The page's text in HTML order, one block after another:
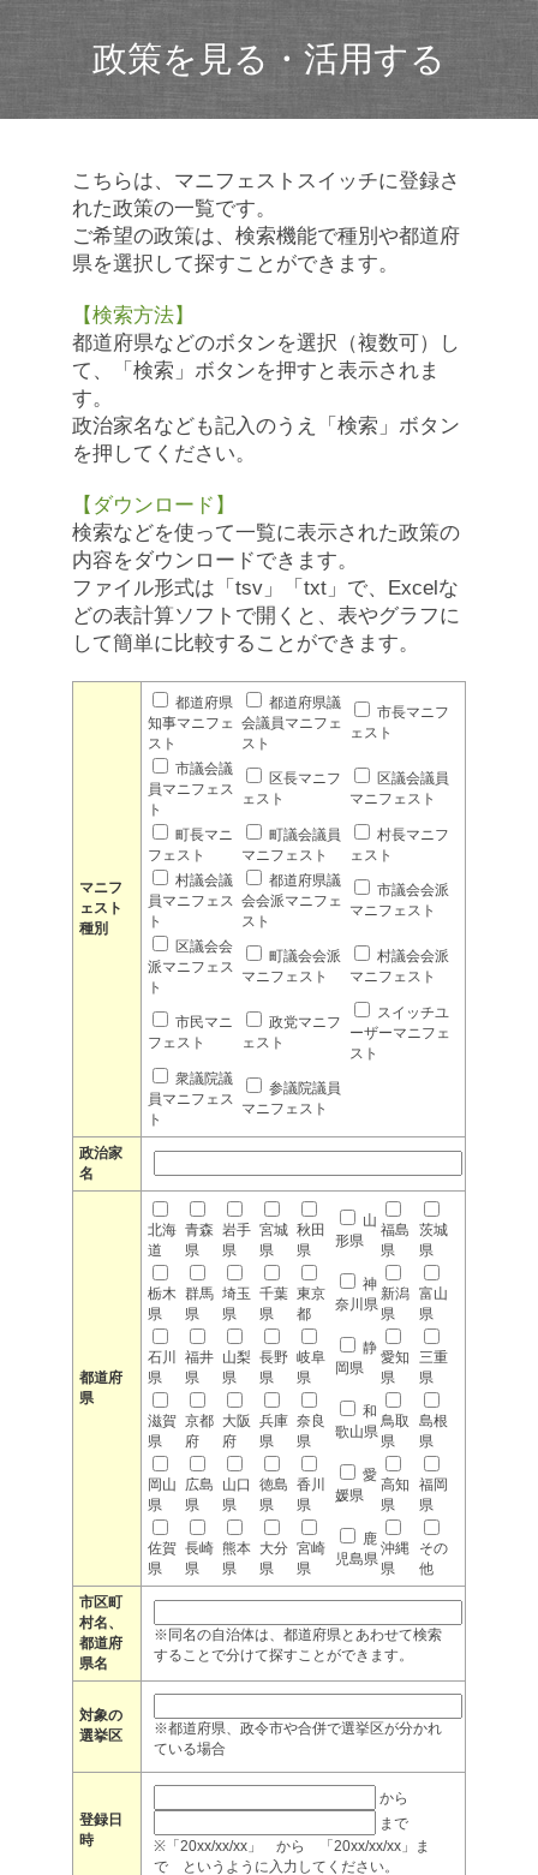
政策を見る・活用する
こちらは、マニフェストスイッチに登録さ
れた政策の一覧です。
ご希望の政策は、検索機能で種別や都道府
県を選択して探すことができます。
【検索方法】
都道府県などのボタンを選択（複数可）し
て、「検索」ボタンを押すと表示されま
す。
政治家名なども記入のうえ「検索」ボタン
を押してください。
【ダウンロード】
検索などを使って一覧に表示された政策の
内容をダウンロードできます。
ファイル形式は「tsv」「txt」で、Excelな
どの表計算ソフトで開くと、表やグラフに
して簡単に比較することができます。
マニフ
ェスト
種別
都道府県
知事マニフェ
スト
都道府県議
会議員マニフェ
スト
市長マニフ
ェスト
市議会議
員マニフェス
ト
区長マニフ
ェスト
区議会議員
マニフェスト
町長マニ
フェスト
町議会議員
マニフェスト
村長マニフ
ェスト
村議会議
員マニフェス
ト
都道府県議
会会派マニフェ
スト
市議会会派
マニフェスト
区議会会
派マニフェス
ト
町議会会派
マニフェスト
村議会会派
マニフェスト
市民マニ
フェスト
政党マニフ
ェスト
スイッチユ
ーザーマニフェ
スト
衆議院議
員マニフェス
ト
参議院議員
マニフェスト
政治家
名
都道府
県
北海
道
青森
県
岩手
県
宮城
県
秋田
県
山
形県
福島
県
茨城
県
栃木
県
群馬
県
埼玉
県
千葉
県
東京
都
神
奈川県
新潟
県
富山
県
石川
県
福井
県
山梨
県
長野
県
岐阜
県
静
岡県
愛知
県
三重
県
滋賀
県
京都
府
大阪
府
兵庫
県
奈良
県
和
歌山県
鳥取
県
島根
県
岡山
県
広島
県
山口
県
徳島
県
香川
県
愛
媛県
高知
県
福岡
県
佐賀
県
長崎
県
熊本
県
大分
県
宮崎
県
鹿
児島県
沖縄
県
その
他
市区町
村名、
都道府
県名
※同名の自治体は、都道府県とあわせて検索
することで分けて探すことができます。
対象の
選挙区
※都道府県、政令市や合併で選挙区が分かれ
ている場合
登録日
時
から
まで
※「20xx/xx/xx」 から 「20xx/xx/xx」ま
で というように入力してください。